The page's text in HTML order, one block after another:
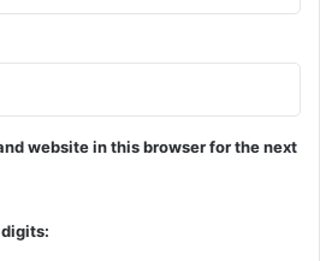
website in this browser for the next